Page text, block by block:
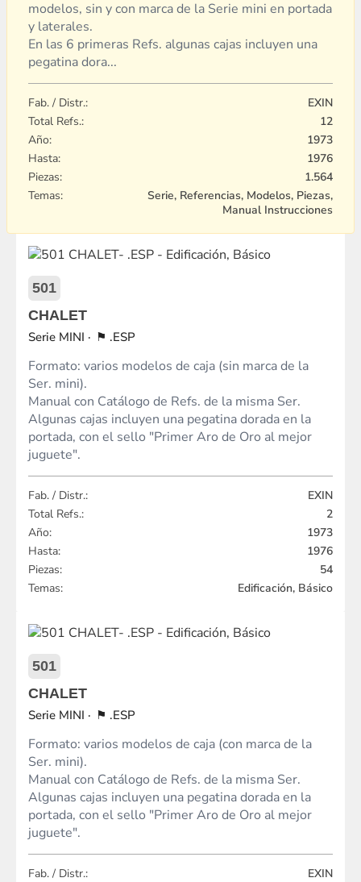
modelos, sin y con marca de la Serie mini en portada
y laterales.
En las 6 primeras Refs. algunas cajas incluyen una
pegatina dora...
Fab. / Distr.:
EXIN
Total Refs.:
12
Año:
1973
Hasta:
1976
Piezas:
1.564
Temas:
Serie, Referencias, Modelos, Piezas,
Manual Instrucciones
501
CHALET
MINI
.ESP
Formato: varios modelos de caja (sin marca de la
Ser. mini).
Manual con Catálogo de Refs. de la misma Ser.
Algunas cajas incluyen una pegatina dorada en la
portada, con el sello "Primer Aro de Oro al mejor
juguete".
Fab. / Distr.:
EXIN
Total Refs.:
2
Año:
1973
Hasta:
1976
Piezas:
54
Temas:
Edificación, Básico
501
CHALET
MINI
.ESP
Formato: varios modelos de caja (con marca de la
Ser. mini).
Manual con Catálogo de Refs. de la misma Ser.
Algunas cajas incluyen una pegatina dorada en la
portada, con el sello "Primer Aro de Oro al mejor
juguete".
Fab. / Distr.:
EXIN